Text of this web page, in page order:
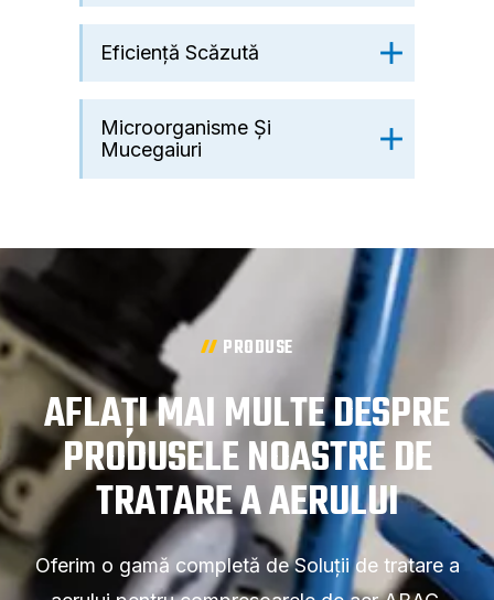
Eficiență Scăzută
Microorganisme Și
Mucegaiuri
PRODUSE
AFLAȚI MAI MULTE DESPRE
PRODUSELE NOASTRE DE
TRATARE A AERULUI
Oferim o gamă completă de Soluții de tratare a